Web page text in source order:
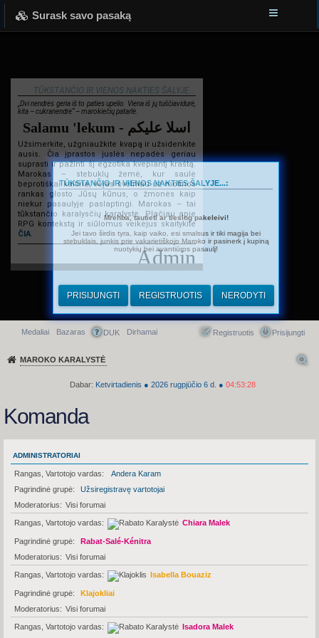
Surask savo pasaką
TŪKSTANČIO IR VIENOS NAKTIES ŠALYJE...
„Dvi nendrės geria iš to paties upelio. Viena iš jų tuščiavidurė,
kita – cukranendrė“ – marokiečių patarlė.
Salamu 'lekum - اسلا عليكم
Užsimerkite, užgniaužkite kvapą ir užsidenkite
ausis. Čia įprastos juslės nepadės geriau
suprasti ir pažinti šį egzotika kvepiantį kraštą.
Marokas – stebuklų žemė, kur saulė
beprotiškai kaitina, vėjas švelniau už motinos
rankas glosto Jūsų kūnus, o žmonės kaip
niekur pasaulyje paslaptingi. Marokas – tai
tūkstančio karalysčių karalystė. Plačiau apie
RPG kontekstą ir siūlomus veikėjus skaitykite
ČIA.
Admin
Greitasis meniu
Medaliai Bazaras DUK Dirhamai Prisijungti
Registruotis
MAROKO KARALYSTĖ
Dabar: Ketvirtadienis ● 2026 rugpjūčio 6 d. ● 04:53:28
TŪKSTANČIO IR VIENOS NAKTIES ŠALYJE...:
Mrehba, tautieti ar tiesiog pakeleivi!
Jei tavo širdis tyra, kaip vaiko, esi smalsus ir tiki magija bei
stebuklais, junkis prie vakarietiškojo Maroko ir pasinerk į kupiną
nuotykių bei avantiūros pasaulį!
PRISIJUNGTI REGISTRUOTIS NERODYTI
Komanda
ADMINISTRATORIAI
Rangas, Vartotojo vardas
Andera Karam
Pagrindinė grupė
Užsiregistravę vartotojai
Moderatorius
Visi forumai
Rangas, Vartotojo vardas Chiara Malek
Pagrindinė grupė
Rabat-Salé-Kénitra
Moderatorius
Visi forumai
Rangas, Vartotojo vardas Isabella Bouaziz
Pagrindinė grupė
Klajokliai
Moderatorius
Visi forumai
Rangas, Vartotojo vardas Isadora Malek